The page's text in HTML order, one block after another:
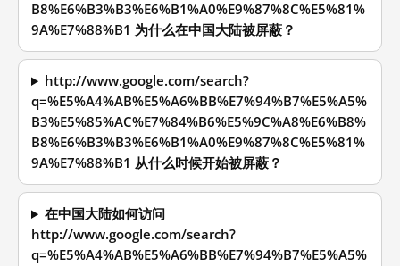
B8%E6%B3%B3%E6%B1%A0%E9%87%8C%E5%81%
9A%E7%88%B1 为什么在中国大陆被屏蔽？
http://www.google.com/search?
q=%E5%A4%AB%E5%A6%BB%E7%94%B7%E5%A5%
B3%E5%85%AC%E7%84%B6%E5%9C%A8%E6%B8%
B8%E6%B3%B3%E6%B1%A0%E9%87%8C%E5%81%
9A%E7%88%B1 从什么时候开始被屏蔽？
在中国大陆如何访问
http://www.google.com/search?
q=%E5%A4%AB%E5%A6%BB%E7%94%B7%E5%A5%